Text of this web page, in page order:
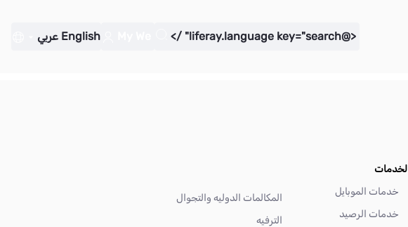
<@liferay.language key="search" />
English عربي
الخدمات
خدمات الموبايل
خدمات الرصيد
المكالمات الدوليه والتجوال
الترفيه